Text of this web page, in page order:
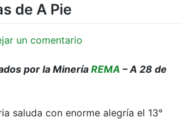
de A Pie
un comentario
REMA
las
por la Minería REMA – A 28 de
saluda con enorme alegría el 13°